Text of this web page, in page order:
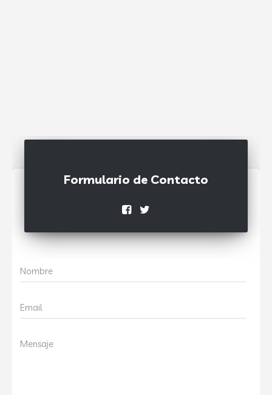
Formulario de Contacto
Nombre
Email
Mensaje